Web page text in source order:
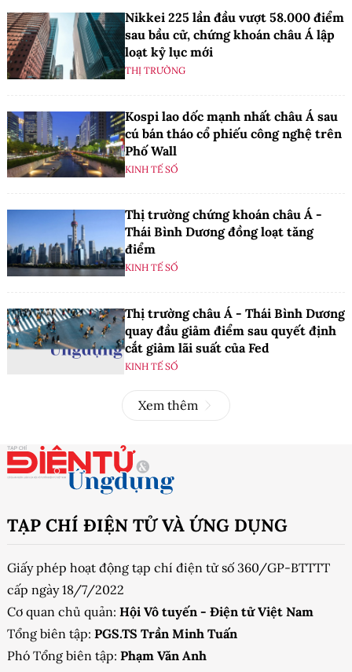
Nikkei 225 lần đầu vượt 58.000 điểm
sau bầu cử, chứng khoán châu Á lập
loạt kỷ lục mới
THỊ TRƯỜNG
Kospi lao dốc mạnh nhất châu Á sau
cú bán tháo cổ phiếu công nghệ trên
Phố Wall
KINH TẾ SỐ
Thị trường chứng khoán châu Á -
Thái Bình Dương đồng loạt tăng
điểm
KINH TẾ SỐ
Thị trường châu Á - Thái Bình Dương
quay đầu giảm điểm sau quyết định
cắt giảm lãi suất của Fed
KINH TẾ SỐ
Xem thêm
TẠP CHÍ ĐIỆN TỬ VÀ ỨNG DỤNG
Giấy phép hoạt động tạp chí điện tử số 360/GP-BTTTT
cấp ngày 18/7/2022
Cơ quan chủ quản: Hội Vô tuyến - Điện tử Việt Nam
Tổng biên tập: PGS.TS Trần Minh Tuấn
Phó Tổng biên tập: Phạm Văn Anh